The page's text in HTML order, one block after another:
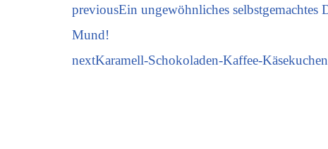
previousEin ungewöhnliches
Mund!
nextKaramell-Schokoladen-Kaffee-